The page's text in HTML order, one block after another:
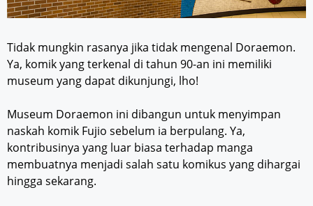
Tidak mungkin rasanya jika tidak mengenal Doraemon.
Ya, komik yang terkenal di tahun 90-an ini memiliki
museum yang dapat dikunjungi, lho!
Museum Doraemon ini dibangun untuk menyimpan
naskah komik Fujio sebelum ia berpulang. Ya,
kontribusinya yang luar biasa terhadap manga
membuatnya menjadi salah satu komikus yang dihargai
hingga sekarang.